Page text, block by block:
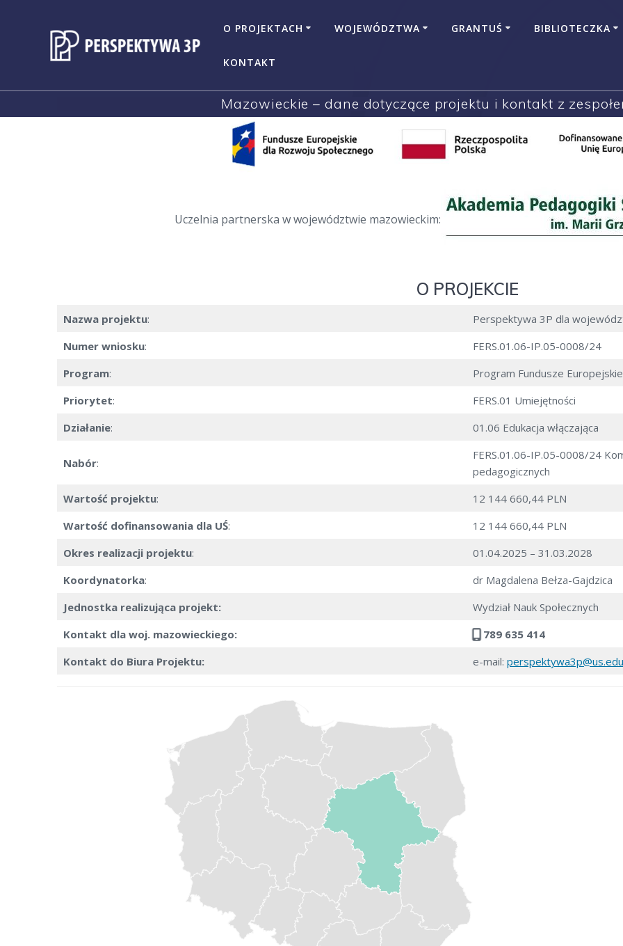
O PROJEKTACH WOJEWÓDZTWA GRANTUŚ BIBLIOTECZKA
KONTAKT
Mazowieckie – dane dotyczące projektu i kontakt z
Uczelnia partnerska w województwie mazowieckim:
O PROJEKCIE
Nazwa projektu:
Perspektywa 3P dla
Numer wniosku:
FERS.01.06-IP.05-0008/24
Program:
Program Fundusze
Priorytet:
FERS.01 Umiejętności
Działanie: 01.06 Edukacja włączająca
Nabór:
FERS.01.06-IP.05-0008/24
pedagogicznych
Wartość projektu:
12 144 660,44 PLN
Wartość dofinansowania dla UŚ:
12 144 660,44 PLN
Okres realizacji projektu:
01.04.2025 – 31.03.2028
Koordynatorka:
dr Magdalena Bełza-Gajdzica
Jednostka realizująca projekt:
Wydział Nauk Społecznych
Kontakt dla woj. mazowieckiego:
789 635 414
Kontakt do Biura Projektu:
e-mail: